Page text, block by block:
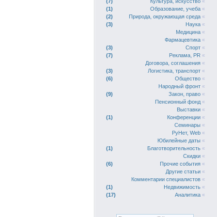
1
Образование, учеба «
2
Природа, окружающая среда «
3
Наука «
Медицина «
Фармацевтика «
3
Спорт «
7
Реклама, PR «
Договора, соглашения «
3
Логистика, транспорт «
6
Общество «
Народный фронт «
9
Закон, право «
Пенсионный фонд «
Выставки «
1
Конференции «
Семинары «
РуНет, Web «
Юбилейные даты «
1
Благотворительность «
Скидки «
6
Прочие события «
Другие статьи «
Комментарии специалистов «
1
Недвижимость «
17
Аналитика «